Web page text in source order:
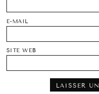
E-MAIL
SITE WEB